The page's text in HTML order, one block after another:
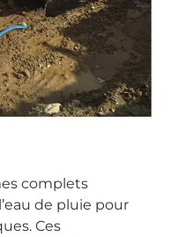
complets
de pluie pour
Ces